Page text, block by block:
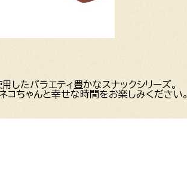
したバラエティ豊かなスナックシリーズ。
コちゃんと幸せな時間をお楽しみください。